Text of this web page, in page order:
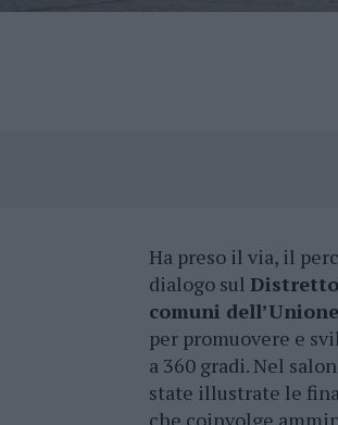
Ha preso il via, il
dialogo sul
comuni
per promuovere e
a 360 gradi. Nel
state illustrate le